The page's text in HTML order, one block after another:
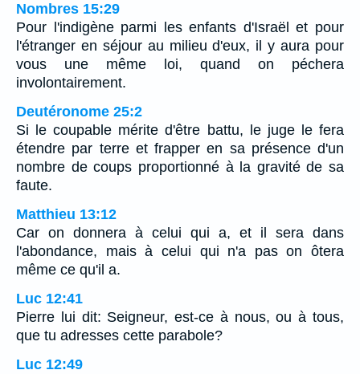
Nombres 15:29
Pour l'indigène parmi les enfants d'Israël et pour
l'étranger en séjour au milieu d'eux, il y aura pour
vous une même loi, quand on péchera
involontairement.
Deutéronome 25:2
Si le coupable mérite d'être battu, le juge le fera
étendre par terre et frapper en sa présence d'un
nombre de coups proportionné à la gravité de sa
faute.
Matthieu 13:12
Car on donnera à celui qui a, et il sera dans
l'abondance, mais à celui qui n'a pas on ôtera
même ce qu'il a.
Luc 12:41
Pierre lui dit: Seigneur, est-ce à nous, ou à tous,
que tu adresses cette parabole?
Luc 12:49